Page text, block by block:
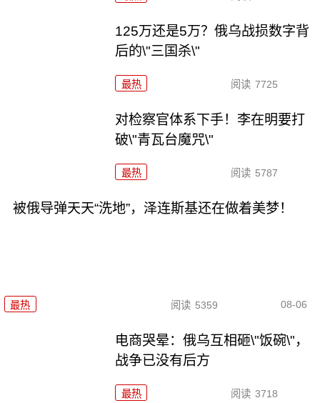
125万还是5万？俄乌战损数字背
后的\"三国杀\"
最热 阅读 7725
对检察官体系下手！李在明要打
破\"青瓦台魔咒\"
最热 阅读 5787
被俄导弹天天“洗地”，泽连斯基还在做着美梦！
最热 阅读 5359 08-06
电商哭晕：俄乌互相砸\"饭碗\"，
战争已没有后方
最热 阅读 3718